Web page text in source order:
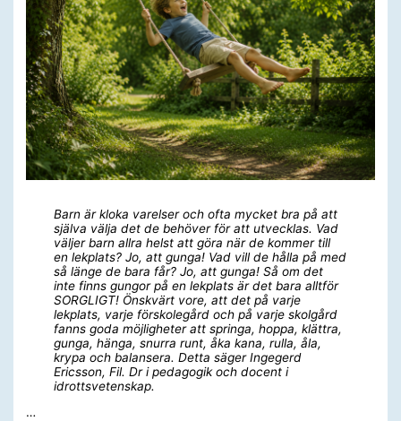
Barn är kloka varelser och ofta mycket bra på att
själva välja det de behöver för att utvecklas. Vad
väljer barn allra helst att göra när de kommer till
en lekplats? Jo, att gunga! Vad vill de hålla på med
så länge de bara får? Jo, att gunga! Så om det
inte finns gungor på en lekplats är det bara alltför
SORGLIGT! Önskvärt vore, att det på varje
lekplats, varje förskolegård och på varje skolgård
fanns goda möjligheter att springa, hoppa, klättra,
gunga, hänga, snurra runt, åka kana, rulla, åla,
krypa och balansera. Detta säger Ingegerd
Ericsson, Fil. Dr i pedagogik och docent i
idrottsvetenskap.
…